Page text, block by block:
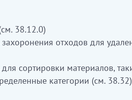
(38.21.0 қараңыз)
сияқты материалдарды
пайдаланукірмейді(38.32
38.12.0)
захоронения отходов для
сортировки материалов,
категории (см. 38.32)